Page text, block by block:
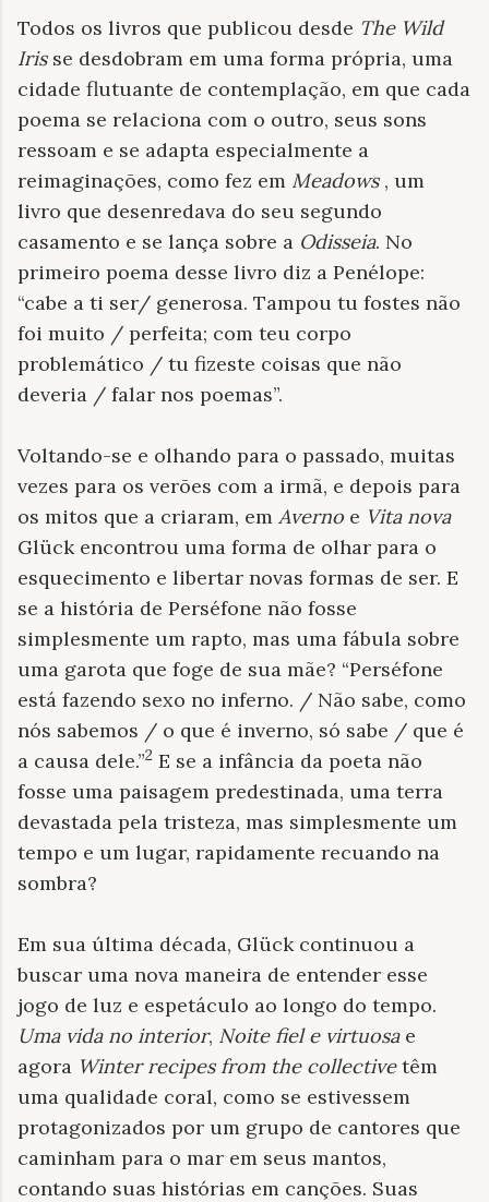
Todos os livros que publicou desde The Wild
Irisse desdobram em uma forma própria, uma
cidade flutuante de contemplação, em que cada
poema se relaciona com o outro, seus sons
ressoam e se adapta especialmente a
reimaginações, como fez em Meadows, um
livro que desenredava do seu segundo
casamento e se lança sobre a Odisseia. No
primeiro poema desse livro diz a Penélope:
“cabe a ti ser/ generosa. Tampou tu fostes não
foi muito / perfeita; com teu corpo
problemático / tu fizeste coisas que não
deveria / falar nos poemas”.
Voltando-se e olhando para o passado, muitas
vezes para os verões com a irmã, e depois para
os mitos que a criaram, em Averno e Vita nova
Glück encontrou uma forma de olhar para o
esquecimento e libertar novas formas de ser. E
se a história de Perséfone não fosse
simplesmente um rapto, mas uma fábula sobre
uma garota que foge de sua mãe? “Perséfone
está fazendo sexo no inferno. / Não sabe, como
nós sabemos / o que é inverno, só sabe / que é
a causa dele.”2 E se a infância da poeta não
fosse uma paisagem predestinada, uma terra
devastada pela tristeza, mas simplesmente um
tempo e um lugar, rapidamente recuando na
sombra?
Em sua última década, Glück continuou a
buscar uma nova maneira de entender esse
jogo de luz e espetáculo ao longo do tempo.
Uma vida no interior, Noite fiel e virtuosae
agora Winter recipes from the collectivetêm
uma qualidade coral, como se estivessem
protagonizados por um grupo de cantores que
caminham para o mar em seus mantos,
contando suas histórias em canções. Suas